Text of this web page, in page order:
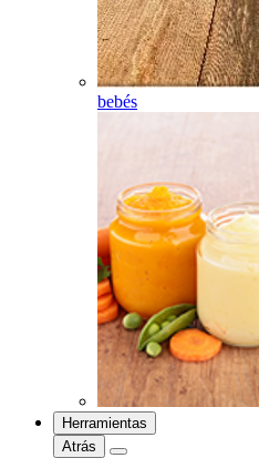
bebés
Herramientas
Atrás